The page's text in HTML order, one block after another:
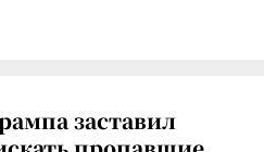
заставил